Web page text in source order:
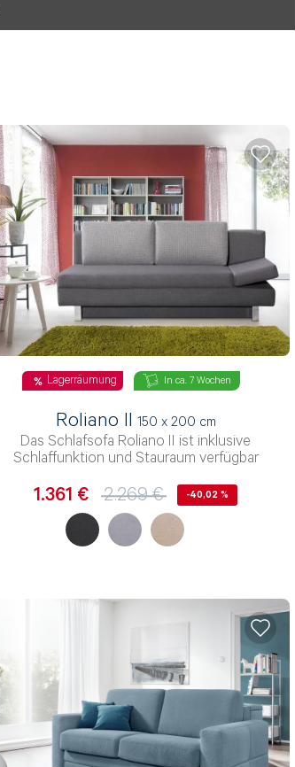
Lagerräumung In ca. 7 Wochen
Roliano II 150 x 200 cm
Das Schlafsofa Roliano II ist inklusive
Schlaffunktion und Stauraum verfügbar
1.361 € 2.269 € -40,02 %